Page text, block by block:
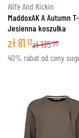
Alife And Kickin
MaddoxAK A Autumn
Jesienna koszulka
zł81 13zł135 25
40% rabat od ceny